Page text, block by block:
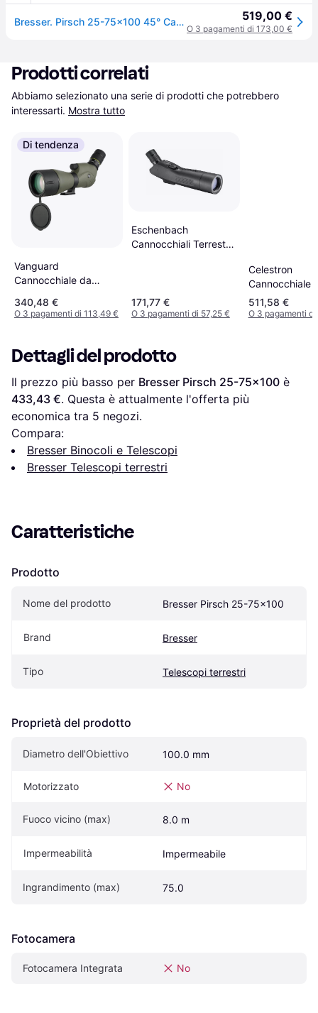
Bresser. Pirsch 25-75x100 45° Cannocchiale Cannocchiale Da Puntamento Ritiro Gratis - verde - JR UNICA 519,00 €
O 3 pagamenti di 173,00 €
Prodotti correlati
Abbiamo selezionato una serie di prodotti che potrebbero
interessarti. Mostra tutto
Di tendenza
Vanguard
Cannocchiale da
80A verde nero
340,48 €
O 3 pagamenti di 113,49 €
Eschenbach
Cannocchiali Terrestri
171,77 €
O 3 pagamenti di 57,25 €
Celestron
Cannocchiale
Micro, Colibrì
56mm,
511,58 €
O 3 pagamenti
Dettagli del prodotto
Il prezzo più basso per Bresser Pirsch 25-75x100
433,43 €. Questa è attualmente l'offerta più
economica tra 5 negozi.
Compara:
Bresser Binocoli e Telescopi
Bresser Telescopi terrestri
Caratteristiche
Prodotto
Nome del prodotto Bresser Pirsch 25-75x100
Brand Bresser
Tipo Telescopi terrestri
Proprietà del prodotto
Diametro dell'Obiettivo 100.0 mm
Motorizzato No
Fuoco vicino (max) 8.0 m
Impermeabilità Impermeabile
Ingrandimento (max) 75.0
Fotocamera
Fotocamera Integrata No